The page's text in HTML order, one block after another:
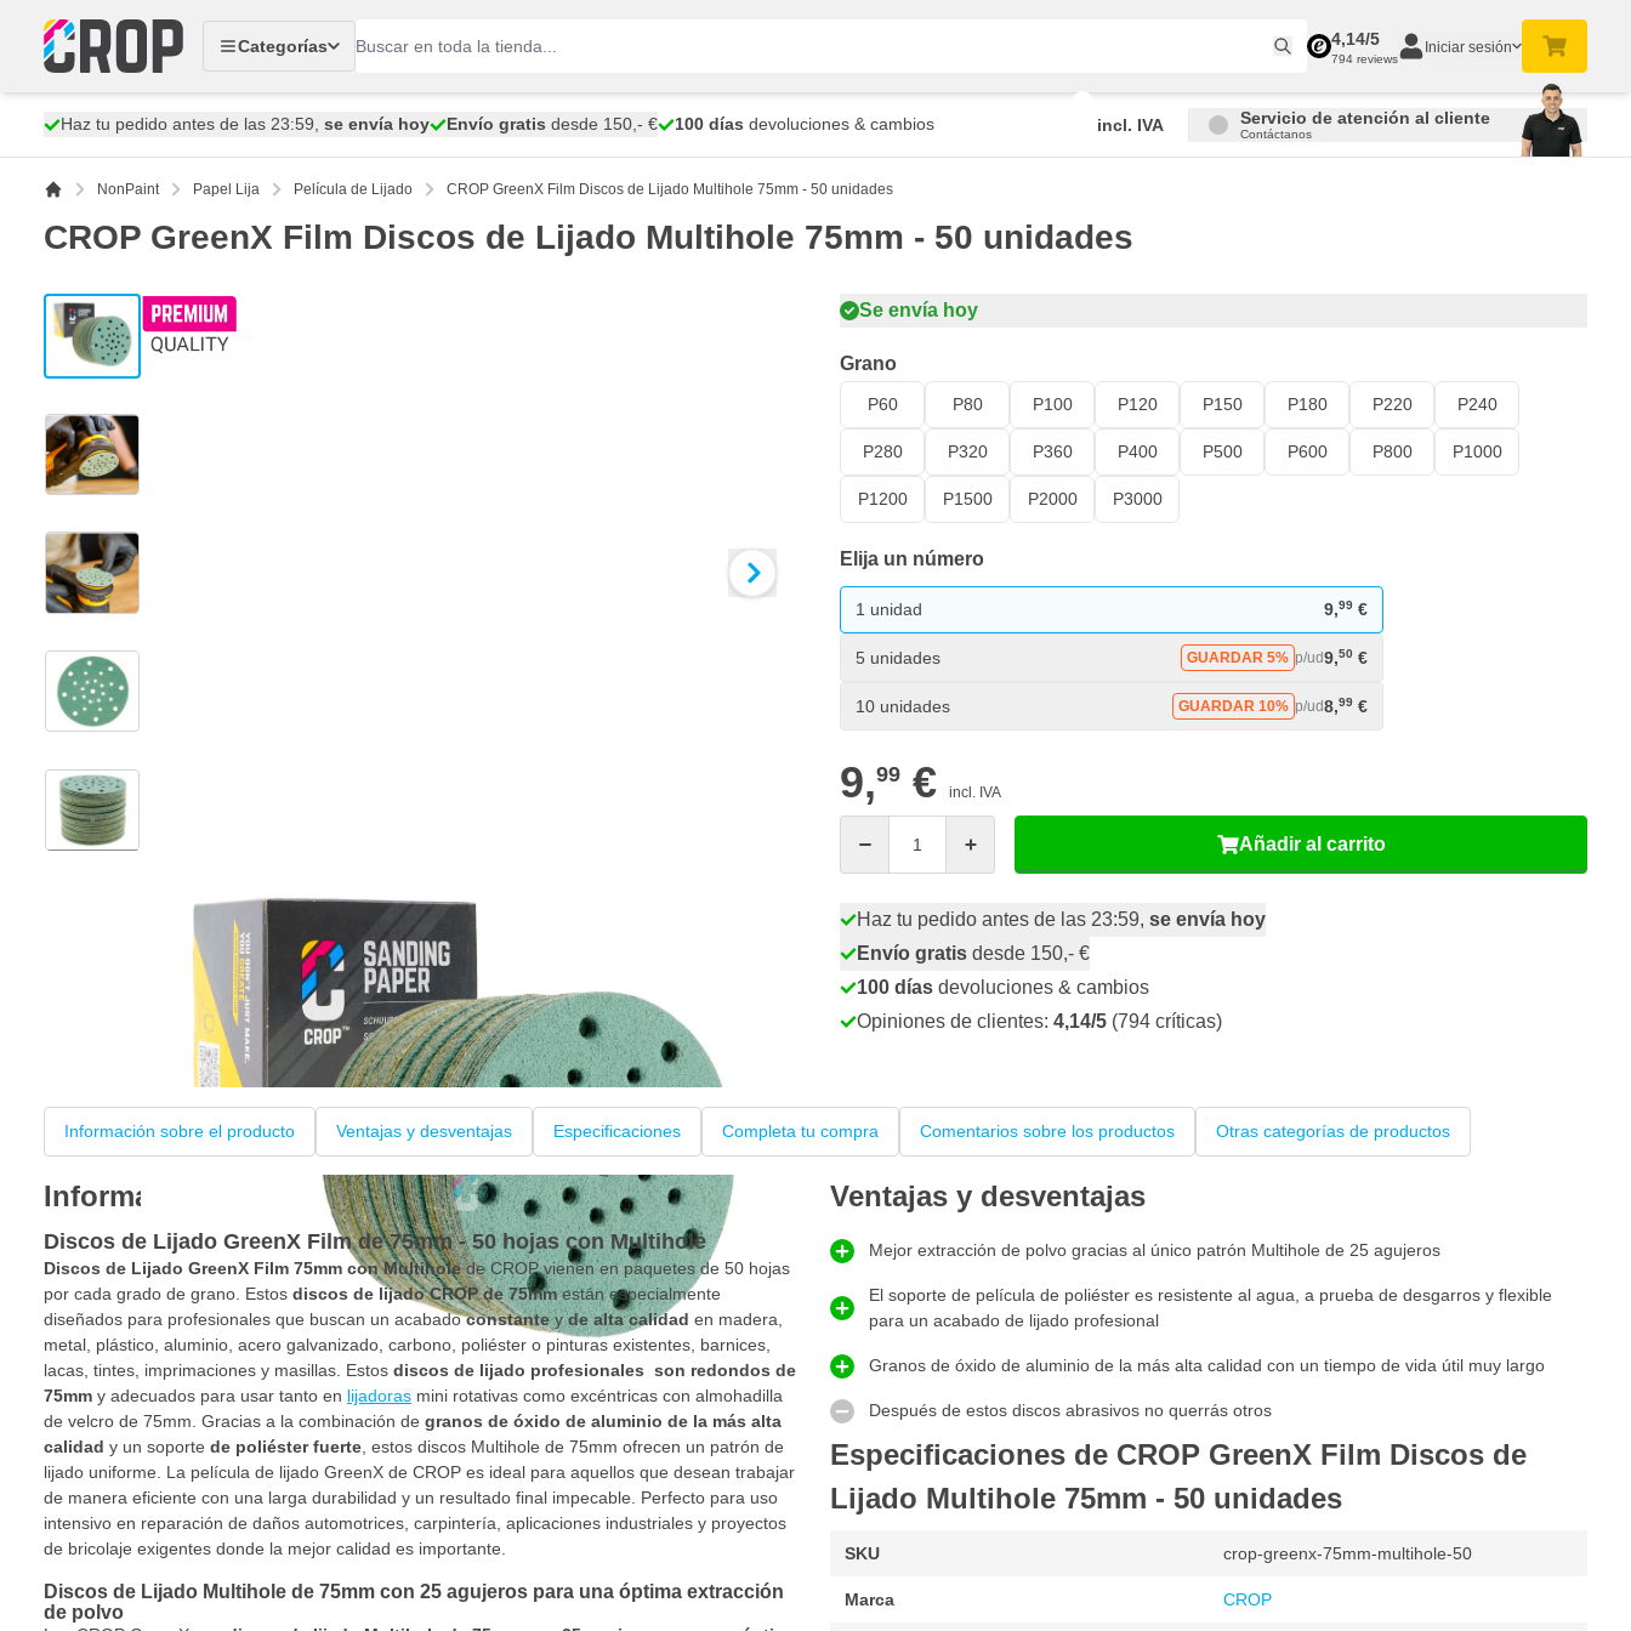
Categorías
4,14/5
794 reviews
Iniciar sesión
Haz tu pedido antes de las 23:59, se envía hoy Envío gratis desde 150,- € 100 días devoluciones & cambios incl. IVA Servicio de atención al cliente
Contáctanos
NonPaint Papel Lija Película de Lijado CROP GreenX Film Discos de Lijado Multihole 75mm - 50 unidades
CROP GreenX Film Discos de Lijado Multihole 75mm - 50 unidades
View larger image
View larger image
View larger image
View larger image
View larger image
Se envía hoy
Grano
P60 P80 P100 P120 P150 P180 P220 P240
P280 P320 P360 P400 P500 P600 P800 P1000
P1200 P1500 P2000 P3000
Elija un número
1 unidad 9,99 €
5 unidades GUARDAR 5% p/ud9,50 €
10 unidades GUARDAR 10% p/ud8,99 €
9,99 € incl. IVA
Añadir al carrito
Haz tu pedido antes de las 23:59, se envía hoy
Envío gratis desde 150,- €
100 días devoluciones & cambios
Opiniones de clientes: 4,14/5 (794 críticas)
Información sobre el producto Ventajas y desventajas Especificaciones Completa tu compra Comentarios sobre los productos Otras categorías de productos
Información sobre el producto
Discos de Lijado GreenX Film de 75mm - 50 hojas con Multihole
Discos de Lijado GreenX Film 75mm con Multiholede CROP vienen en paquetes de 50 hojas
por cada grado de grano. Estos discos de lijado CROP de 75mmestán especialmente
diseñados para profesionales que buscan un acabadoconstanteyde alta calidad en madera,
metal, plástico, aluminio, acero galvanizado, carbono, poliéster o pinturas existentes, barnices,
lacas, tintes, imprimaciones y masillas. Estos discos de lijado profesionales son redondos de
75mm y adecuados para usar tanto en lijadoras mini rotativas como excéntricas con almohadilla
de velcro de 75mm. Gracias a la combinación de granos de óxido de aluminio de la más alta
calidad y un soporte de poliéster fuerte , estos discos Multihole de 75mm ofrecen un patrón de
lijado uniforme. La película de lijado GreenX de CROP es ideal para aquellos que desean trabajar
de manera eficiente con una larga durabilidad y un resultado final impecable. Perfecto para uso
intensivo en reparación de daños automotrices, carpintería, aplicaciones industriales y proyectos
de bricolaje exigentes donde la mejor calidad es importante.
Discos de Lijado Multihole de 75mm con 25 agujeros para una óptima extracción
de polvo
Ventajas y desventajas
Mejor extracción de polvo gracias al único patrón Multihole de 25 agujeros
El soporte de película de poliéster es resistente al agua, a prueba de desgarros y flexible
para un acabado de lijado profesional
Granos de óxido de aluminio de la más alta calidad con un tiempo de vida útil muy largo
Después de estos discos abrasivos no querrás otros
Especificaciones de CROP GreenX Film Discos de
Lijado Multihole 75mm - 50 unidades
SKU crop-greenx-75mm-multihole-50
Marca CROP